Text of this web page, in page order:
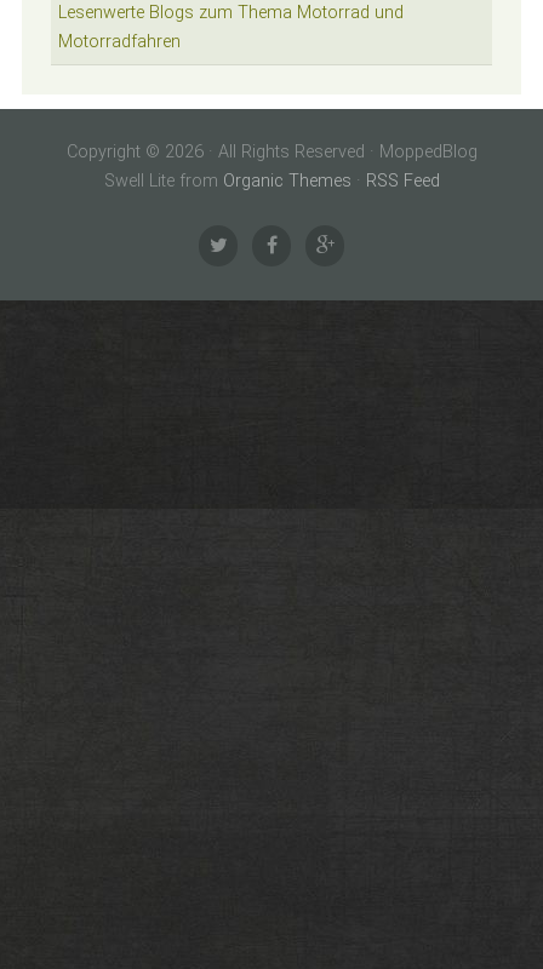
Lesenwerte Blogs zum Thema Motorrad und
Motorradfahren
Copyright © 2026 · All Rights Reserved · MoppedBlog
Swell Lite from Organic Themes · RSS Feed